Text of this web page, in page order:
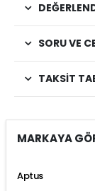
SORU VE
TAKSIT
MARKAYA
Aptus